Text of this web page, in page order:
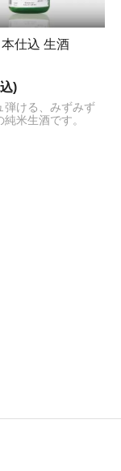
究へ寄付
池一彦研究室が
する研究を支援
た。
上の一部を積
は60円を拠出
寄付につながり
まれた地域の大
決と広島の食文
います。
上げます。
仕込 生酒
)
弾ける、みずみず
純米生酒です。